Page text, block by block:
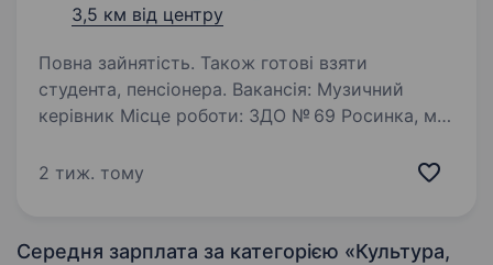
3,5 км від центру
Повна зайнятість. Також готові взяти
студента, пенсіонера. Вакансія: Музичний
керівник Місце роботи: ЗДО № 69 Росинка, м.
талановитого та енергійного Музичного
2 тиж. тому
Середня зарплата за категорією «Культура,